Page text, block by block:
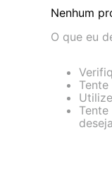
Nenhum
O que eu